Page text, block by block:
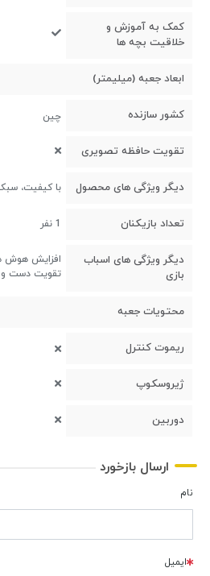
کمک به آموزش و
خلاقیت بچه ها
ابعاد جعبه (میلیمتر)
کشور سازنده چین
تقویت حافظه تصویری
دیگر ویژگی های محصول با کیفیت،
تعداد بازیکنان 1 نفر
دیگر ویژگی های اسباب
بازی
افزایش هوش
تقویت دست و
محتویات جعبه
ریموت کنترل
ژیروسکوپ
دوربین
ارسال بازخورد
نام
ایمیل